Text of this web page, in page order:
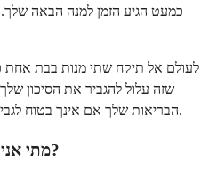
כמעט הגיע הזמן למנה הבאה
לעולם אל תיקח שתי מנות בבת אחת
שזה עלול להגביר את הסיכון
הבריאות שלך אם אינך בטוח לגבי התזמון או אם פספסת מספר מנות.
מתי אני יכול להפסיק לקחת ארדפרין?